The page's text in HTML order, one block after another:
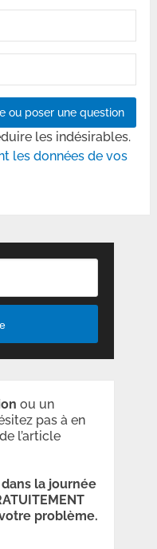
les indésirables.
les données de vos
ou un
pas à en
l’article
la journée
problème.